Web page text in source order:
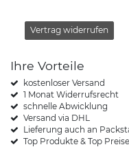
Vertrag widerrufen
Ihre Vorteile
kostenloser Versand
1 Monat Widerrufsrecht
schnelle Abwicklung
Versand via DHL
Lieferung auch an
Top Produkte & Top Preise